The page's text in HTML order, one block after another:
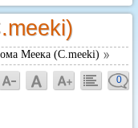
Меека (С.meeki)
0